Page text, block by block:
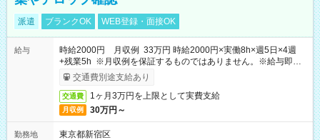
派遣 ブランクOK WEB登録・面接OK
給与
時給2000円 月収例 33万円 時給2000円×実働8h×週5日×4週
+残業5h ※月収例を保証するものではありません。※給与即受
取りサービス利用可（利用条件有）
交通費別途支給あり
交通費 1ヶ月3万円を上限として実費支給
月収例 30万円～
勤務地
東京都新宿区